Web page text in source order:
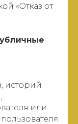
«Отказ от
историй
или